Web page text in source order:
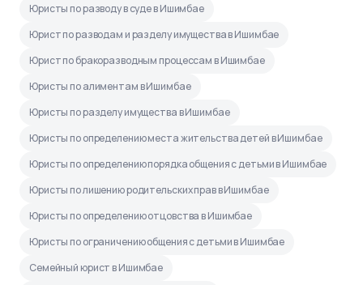
Юристы по разводу в суде в Ишимбае
Юрист по разводам и разделу имущества в Ишимбае
Юрист по бракоразводным процессам в Ишимбае
Юристы по алиментам в Ишимбае
Юристы по разделу имущества в Ишимбае
Юристы по определению места жительства детей в Ишимбае
Юристы по определению порядка общения с детьми в Ишимбае
Юристы по лишению родительских прав в Ишимбае
Юристы по определению отцовства в Ишимбае
Юристы по ограничению общения с детьми в Ишимбае
Семейный юрист в Ишимбае